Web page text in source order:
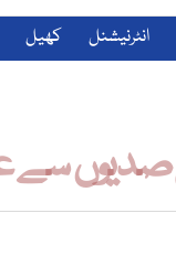
انٹرنیشنل کھیل
صدیوں سے